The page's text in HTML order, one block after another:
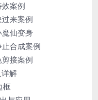
案例
来案例
仙变身
合成案例
接案例
解
框